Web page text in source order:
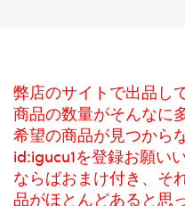
弊店のサイトで出品し
商品の数量がそんなに
希望の商品が見つから
id:igucu1を登録お願い
ならばおまけ付き、そ
品がほとんどあると思